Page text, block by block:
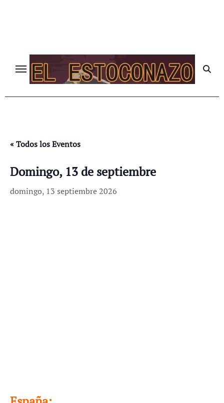
« Todos los Eventos
Domingo, 13 de septiembre
domingo, 13 septiembre 2026